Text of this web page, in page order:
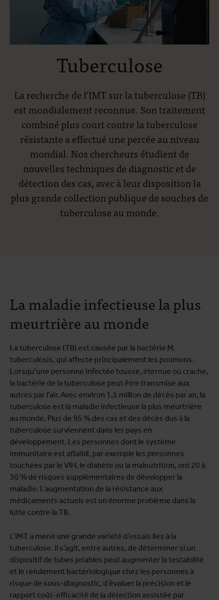
Tuberculose
La recherche de l’IMT sur la tuberculose (TB)
est mondialement reconnue. Son traitement
combiné plus court contre la tuberculose
résistante a effectué une percée au niveau
mondial. Nos chercheurs étudient de
nouvelles techniques de diagnostic et de
détection des cas, avec à leur disposition la
plus grande collection publique de souches de
tuberculose au monde.
La maladie infectieuse la plus
meurtrière au monde
La tuberculose (TB) est causée par la bactérie M.
tuberculosis, qui affecte principalement les poumons.
Lorsqu’une personne infectée tousse, éternue ou crache,
la bactérie de la tuberculose peut être transmise aux
autres par l’air. Avec environ 1,5 million de décès par an, la
tuberculose est la maladie infectieuse la plus meurtrière
au monde. Plus de 95 % des cas et des décès dus à la
tuberculose surviennent dans les pays en
développement. Les personnes dont le système
immunitaire est affaibli, par exemple les personnes
touchées par le VIH, le diabète ou la malnutrition, ont 20 à
30 % de risques supplémentaires de développer la
maladie. L’augmentation de la résistance aux
médicaments actuels est un énorme problème dans la
lutte contre la TB.
L’IMT a mené une grande variété d’essais liés à la
tuberculose. Il s’agit, entre autres, de déterminer si un
dispositif de tubes jetables peut augmenter la testabilité
et le rendement bactériologique chez les personnes à
risque de sous-diagnostic, d’évaluer la précision et le
rapport coût-efficacité de la détection assistée par